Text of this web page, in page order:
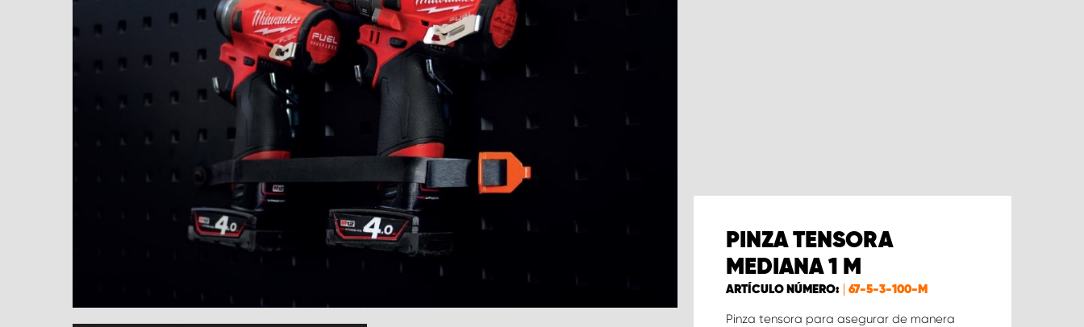
PINZA TENSORA
MEDIANA 1 M
ARTÍCULO NÚMERO: 67-5-3-100-M
Pinza tensora para asegurar de manera